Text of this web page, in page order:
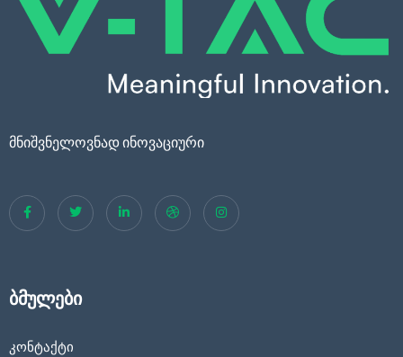
მნიშვნელოვნად ინოვაციური
ბმულები
კონტაქტი